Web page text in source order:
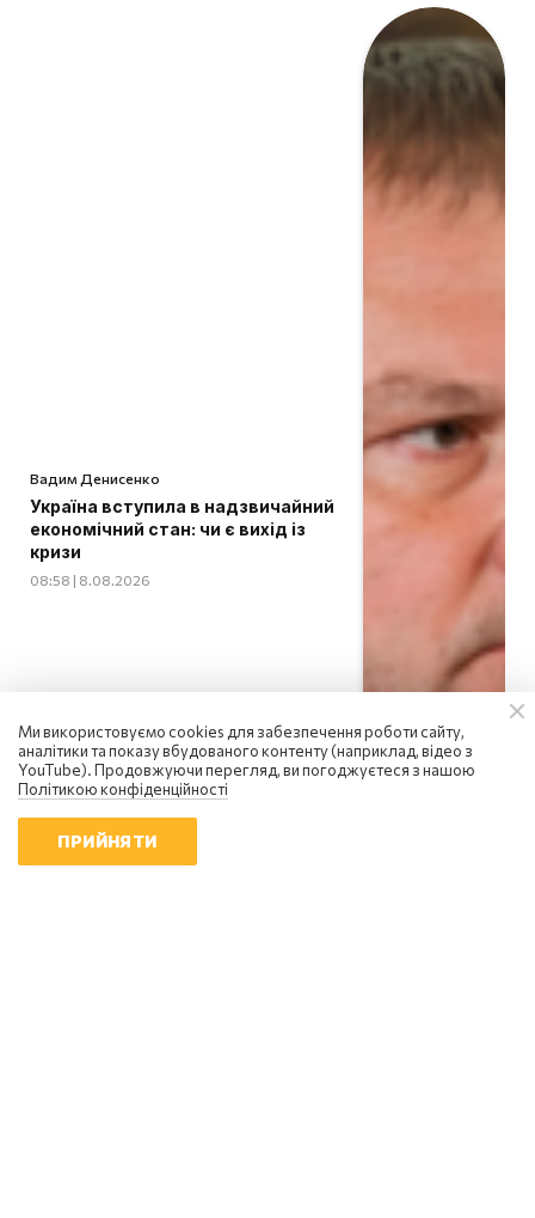
Вадим Денисенко
Україна вступила в надзвичайний
економічний стан: чи є вихід із
кризи
08:58 | 8.08.2026
Ми використовуємо cookies для забезпечення роботи сайту,
аналітики та показу вбудованого контенту (наприклад, відео з
YouTube). Продовжуючи перегляд, ви погоджуєтеся з нашою
Політикою конфіденційності
ПРИЙНЯТИ